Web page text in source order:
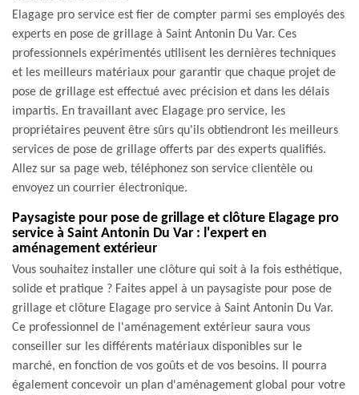
Elagage pro service est fier de compter parmi ses employés des
experts en pose de grillage à Saint Antonin Du Var. Ces
professionnels expérimentés utilisent les dernières techniques
et les meilleurs matériaux pour garantir que chaque projet de
pose de grillage est effectué avec précision et dans les délais
impartis. En travaillant avec Elagage pro service, les
propriétaires peuvent être sûrs qu'ils obtiendront les meilleurs
services de pose de grillage offerts par des experts qualifiés.
Allez sur sa page web, téléphonez son service clientèle ou
envoyez un courrier électronique.
Paysagiste pour pose de grillage et clôture Elagage pro
service à Saint Antonin Du Var : l'expert en
aménagement extérieur
Vous souhaitez installer une clôture qui soit à la fois esthétique,
solide et pratique ? Faites appel à un paysagiste pour pose de
grillage et clôture Elagage pro service à Saint Antonin Du Var.
Ce professionnel de l'aménagement extérieur saura vous
conseiller sur les différents matériaux disponibles sur le
marché, en fonction de vos goûts et de vos besoins. Il pourra
également concevoir un plan d'aménagement global pour votre